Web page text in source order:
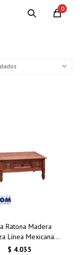
0
Ratona Madera
Línea Mexicana
Cera CS211
$ 4.035